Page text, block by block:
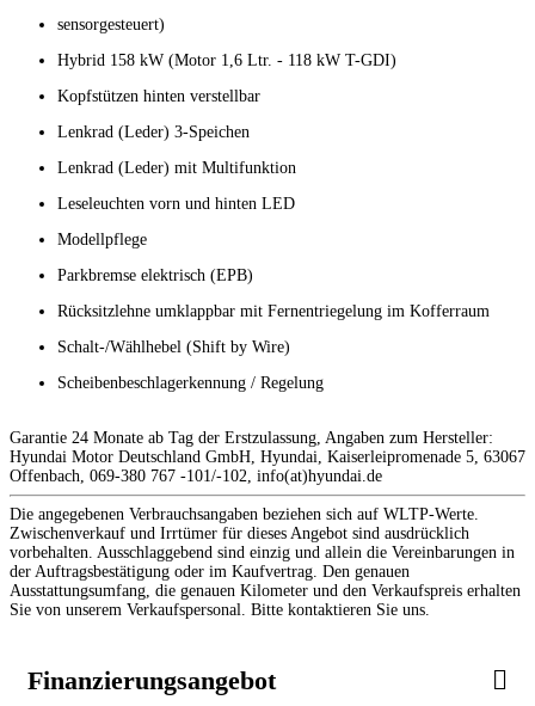
sensorgesteuert)
Hybrid 158 kW (Motor 1,6 Ltr. - 118 kW T-GDI)
Kopfstützen hinten verstellbar
Lenkrad (Leder) 3-Speichen
Lenkrad (Leder) mit Multifunktion
Leseleuchten vorn und hinten LED
Modellpflege
Parkbremse elektrisch (EPB)
Rücksitzlehne umklappbar mit Fernentriegelung im Kofferraum
Schalt-/Wählhebel (Shift by Wire)
Scheibenbeschlagerkennung / Regelung
Garantie 24 Monate ab Tag der Erstzulassung, Angaben zum Hersteller:
Hyundai Motor Deutschland GmbH, Hyundai, Kaiserleipromenade 5, 63067
Offenbach, 069-380 767 -101/-102, info(at)hyundai.de
Die angegebenen Verbrauchsangaben beziehen sich auf WLTP-Werte.
Zwischenverkauf und Irrtümer für dieses Angebot sind ausdrücklich
vorbehalten. Ausschlaggebend sind einzig und allein die Vereinbarungen in
der Auftragsbestätigung oder im Kaufvertrag. Den genauen
Ausstattungsumfang, die genauen Kilometer und den Verkaufspreis erhalten
Sie von unserem Verkaufspersonal. Bitte kontaktieren Sie uns.
Finanzierungsangebot